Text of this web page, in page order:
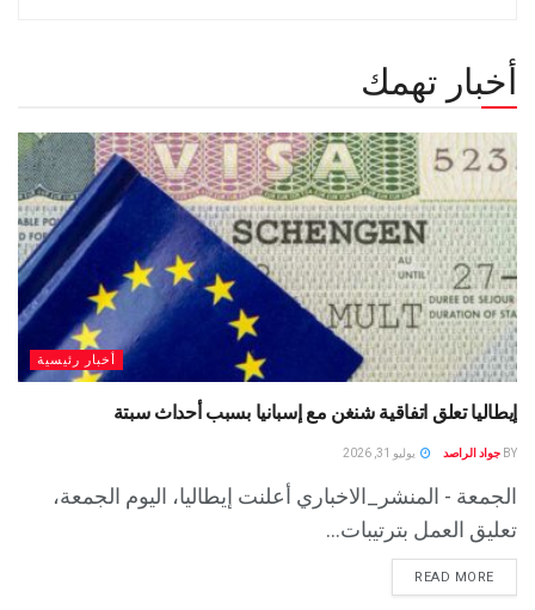
أخبار تهمك
أخبار رئيسية
إيطاليا تعلق اتفاقية شنغن مع إسبانيا بسبب أحداث سبتة
BY جواد الراصد يوليو 31, 2026
الجمعة - المنشر_الاخباري أعلنت إيطاليا، اليوم الجمعة،
تعليق العمل بترتيبات...
READ MORE